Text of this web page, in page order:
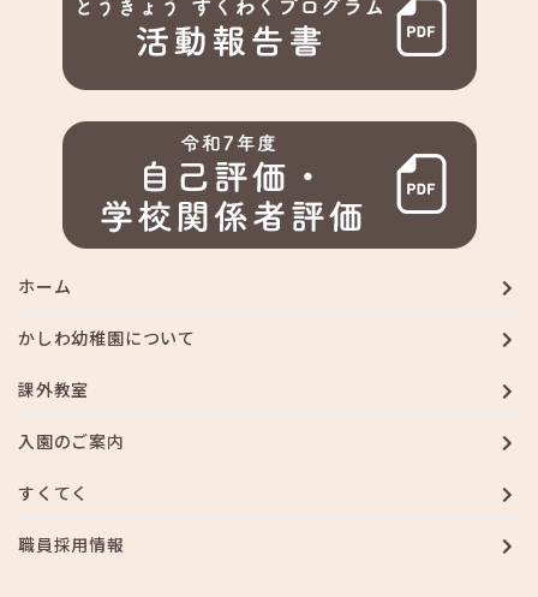
ホーム
かしわ幼稚園について
課外教室
入園のご案内
すくてく
職員採用情報